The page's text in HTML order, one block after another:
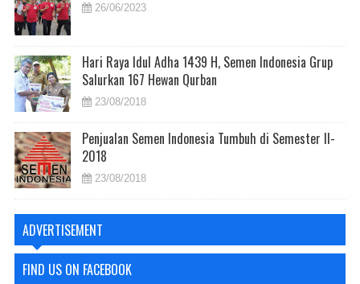
26/06/2023
Hari Raya Idul Adha 1439 H, Semen Indonesia Grup
Salurkan 167 Hewan Qurban
23/08/2018
Penjualan Semen Indonesia Tumbuh di Semester II-
2018
23/08/2018
ADVERTISEMENT
FIND US ON FACEBOOK